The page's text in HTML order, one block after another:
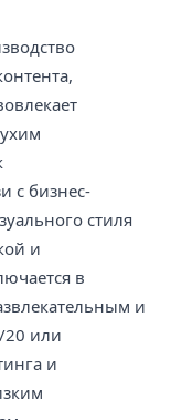
с бизнес-
стиля
и
в
и
или
и